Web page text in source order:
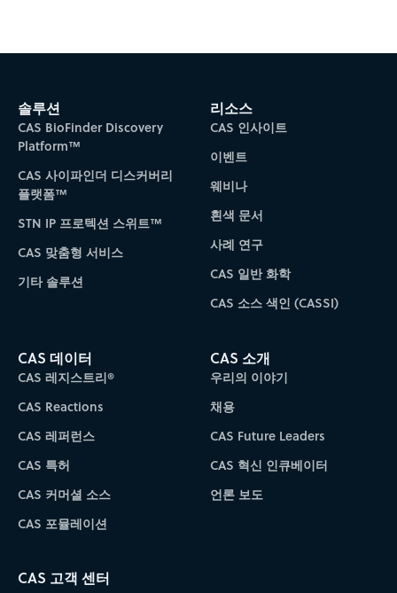
솔루션
CAS BioFinder Discovery
Platform™
CAS 사이파인더 디스커버리
플랫폼™
STN IP 프로텍션 스위트™
CAS 맞춤형 서비스
기타 솔루션
리소스
CAS 인사이트
이벤트
웨비나
흰색 문서
사례 연구
CAS 일반 화학
CAS 소스 색인 (CASSI)
CAS 데이터
CAS 레지스트리®
CAS Reactions
CAS 레퍼런스
CAS 특허
CAS 커머셜 소스
CAS 포뮬레이션
CAS 소개
우리의 이야기
채용
CAS Future Leaders
CAS 혁신 인큐베이터
언론 보도
CAS 고객 센터